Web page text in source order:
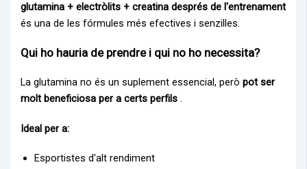
glutamina + electròlits + creatina després de l'entrenament
és una de les fórmules més efectives i senzilles.
Qui ho hauria de prendre i qui no ho necessita?
La glutamina no és un suplement essencial, peròpot ser
molt beneficiosa per a certs perfils .
Ideal per a:
Esportistes d'alt rendiment